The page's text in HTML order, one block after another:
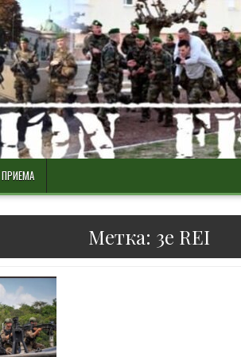
Метка: 3e REI